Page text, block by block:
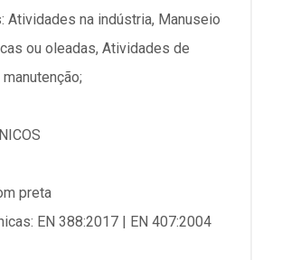
Atividades na indústria, Manuseio
ou oleadas, Atividades de
preta
EN 388:2017 | EN 407:2004